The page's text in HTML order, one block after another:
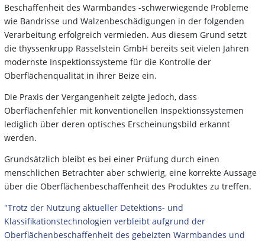
Beschaffenheit des Warmbandes -schwerwiegende Probleme
wie Bandrisse und Walzenbeschädigungen in der folgenden
Verarbeitung erfolgreich vermieden. Aus diesem Grund setzt
die thyssenkrupp Rasselstein GmbH bereits seit vielen Jahren
modernste Inspektionssysteme für die Kontrolle der
Oberflächenqualität in ihrer Beize ein.
Die Praxis der Vergangenheit zeigte jedoch, dass
Oberflächenfehler mit konventionellen Inspektionssystemen
lediglich über deren optisches Erscheinungsbild erkannt
werden.
Grundsätzlich bleibt es bei einer Prüfung durch einen
menschlichen Betrachter aber schwierig, eine korrekte Aussage
über die Oberflächenbeschaffenheit des Produktes zu treffen.
"Trotz der Nutzung aktueller Detektions- und
Klassifikationstechnologien verbleibt aufgrund der
Oberflächenbeschaffenheit des gebeizten Warmbandes und